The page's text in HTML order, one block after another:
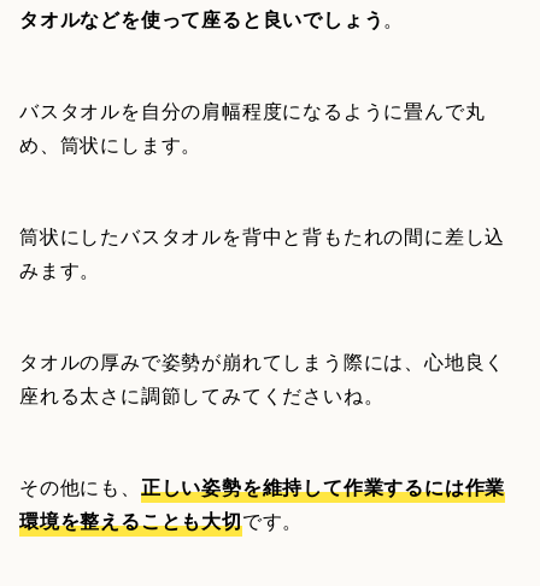
タオルなどを使って座ると良いでしょう。
バスタオルを自分の肩幅程度になるように畳んで丸
め、筒状にします。
筒状にしたバスタオルを背中と背もたれの間に差し込
みます。
タオルの厚みで姿勢が崩れてしまう際には、心地良く
座れる太さに調節してみてくださいね。
その他にも、 正しい姿勢を維持して作業するには作業
環境を整えることも大切です。